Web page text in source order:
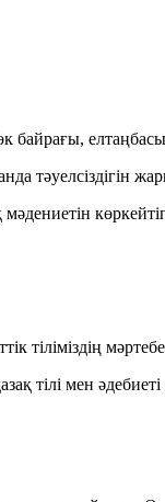
байрағы,
тәуелсіздігін
тілі мен